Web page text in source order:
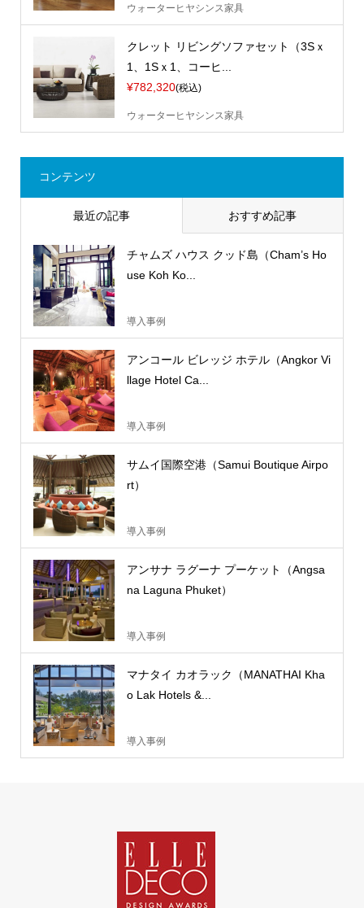
ウォーターヒヤシンス家具
クレット リビングソファセット（3Sｘ
1、1Sｘ1、コーヒ...
¥782,320(税込)
ウォーターヒヤシンス家具
コンテンツ
最近の記事 おすすめ記事
チャムズ ハウス クッド島（Cham’s Ho
use Koh Ko...
導入事例
アンコール ビレッジ ホテル（Angkor Vi
llage Hotel Ca...
導入事例
サムイ国際空港（Samui Boutique Airpo
rt）
導入事例
アンサナ ラグーナ プーケット（Angsa
na Laguna Phuket）
導入事例
マナタイ カオラック（MANATHAI Kha
o Lak Hotels &...
導入事例